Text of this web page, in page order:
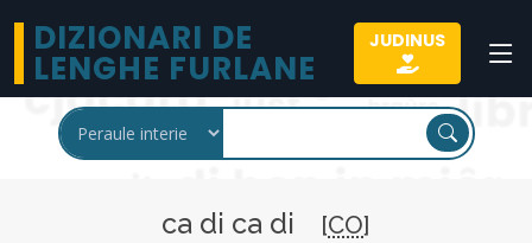
DIZIONARI DE
LENGHE FURLANE
JUDINUS
ca di ca di [CO]